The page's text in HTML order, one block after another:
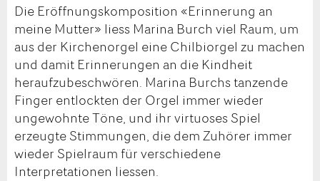
Die Eröffnungskomposition «Erinnerung an
meine Mutter» liess Marina Burch viel Raum, um
aus der Kirchenorgel eine Chilbiorgel zu machen
und damit Erinnerungen an die Kindheit
heraufzubeschwören. Marina Burchs tanzende
Finger entlockten der Orgel immer wieder
ungewohnte Töne, und ihr virtuoses Spiel
erzeugte Stimmungen, die dem Zuhörer immer
wieder Spielraum für verschiedene
Interpretationen liessen.